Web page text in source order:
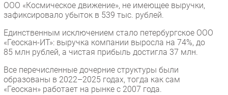
ООО «Космическое движение», не имеющее выручки,
зафиксировало убыток в 539 тыс. рублей.
Единственным исключением стало петербургское ООО
«Геоскан-ИТ»: выручка компании выросла на 74%, до
85 млн рублей, а чистая прибыль достигла 37 млн.
Все перечисленные дочерние структуры были
образованы в 2022–2025 годах, тогда как сам
«Геоскан» работает на рынке с 2007 года.